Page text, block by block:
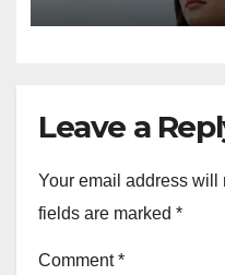
Leave a
Your email address will
fields are marked *
Comment*